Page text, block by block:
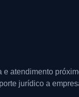
atendimento
jurídico a